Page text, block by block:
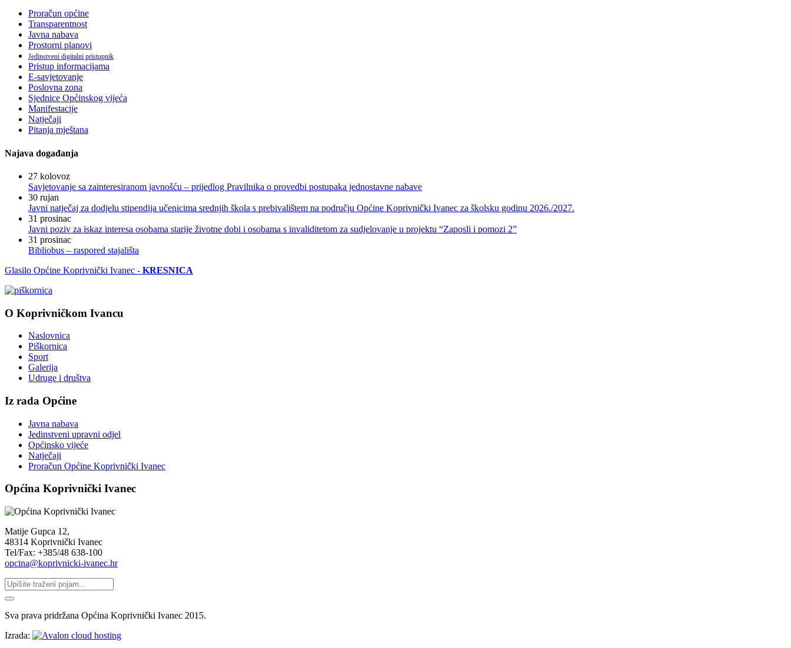
Proračun općine
Transparentnost
Javna nabava
Prostorni planovi
Jedinstveni digitalni pristupnik
Pristup informacijama
E-savjetovanje
Poslovna zona
Sjednice Općinskog vijeća
Manifestacije
Natječaji
Pitanja mještana
Najava događanja
27 kolovoz
Savjetovanje sa zainteresiranom javnošću – prijedlog Pravilnika o provedbi postupaka jednostavne nabave
30 rujan
Javni natječaj za dodjelu stipendija učenicima srednjih škola s prebivalištem na području Općine Koprivnički Ivanec za školsku godinu 2026./2027.
31 prosinac
Javni poziv za iskaz interesa osobama starije životne dobi i osobama s invaliditetom za sudjelovanje u projektu “Zaposli i pomozi 2”
31 prosinac
Bibliobus – raspored stajališta
Glasilo Općine Koprivnički Ivanec - KRESNICA
O Koprivničkom Ivancu
Naslovnica
Piškornica
Sport
Galerija
Udruge i društva
Iz rada Općine
Javna nabava
Jedinstveni upravni odjel
Općinsko vijeće
Natječaji
Proračun Općine Koprivnički Ivanec
Općina Koprivnički Ivanec
Matije Gupca 12,
48314 Koprivnički Ivanec
Tel/Fax: +385/48 638-100
opcina@koprivnicki-ivanec.hr
Sva prava pridržana Općina Koprivnički Ivanec 2015.
Izrada: